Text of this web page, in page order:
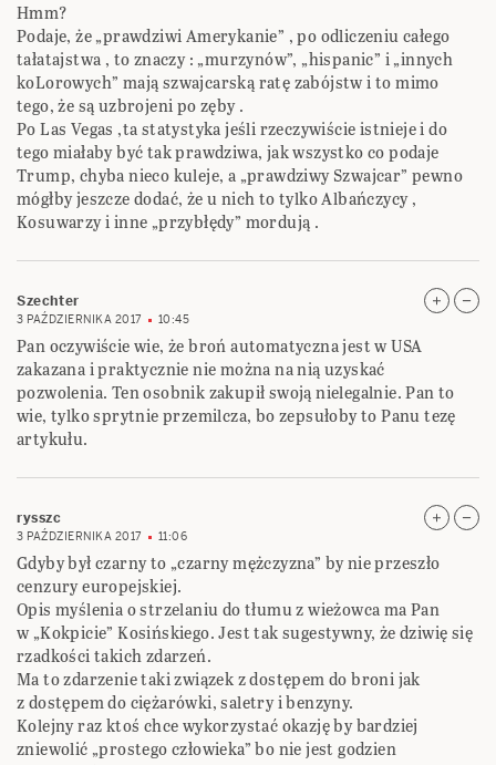
Hmm?
Podaje, że „prawdziwi Amerykanie” , po odliczeniu całego
tałatajstwa , to znaczy : „murzynów”, „hispanic” i „innych
koLorowych” mają szwajcarską ratę zabójstw i to mimo
tego, że są uzbrojeni po zęby .
Po Las Vegas ,ta statystyka jeśli rzeczywiście istnieje i do
tego miałaby być tak prawdziwa, jak wszystko co podaje
Trump, chyba nieco kuleje, a „prawdziwy Szwajcar” pewno
mógłby jeszcze dodać, że u nich to tylko Albańczycy ,
Kosuwarzy i inne „przybłędy” mordują .
Szechter
3 PAŹDZIERNIKA 2017 10:45
Pan oczywiście wie, że broń automatyczna jest w USA
zakazana i praktycznie nie można na nią uzyskać
pozwolenia. Ten osobnik zakupił swoją nielegalnie. Pan to
wie, tylko sprytnie przemilcza, bo zepsułoby to Panu tezę
artykułu.
rysszc
3 PAŹDZIERNIKA 2017 11:06
Gdyby był czarny to „czarny mężczyzna” by nie przeszło
cenzury europejskiej.
Opis myślenia o strzelaniu do tłumu z wieżowca ma Pan
w „Kokpicie” Kosińskiego. Jest tak sugestywny, że dziwię się
rzadkości takich zdarzeń.
Ma to zdarzenie taki związek z dostępem do broni jak
z dostępem do ciężarówki, saletry i benzyny.
Kolejny raz ktoś chce wykorzystać okazję by bardziej
zniewolić „prostego człowieka” bo nie jest godzien